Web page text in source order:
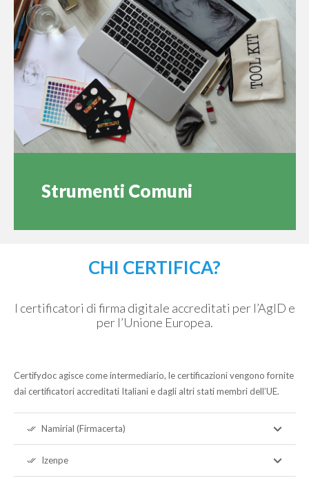
Strumenti Comuni
CHI CERTIFICA?
I certificatori di firma digitale accreditati per l’AgID e
per l’Unione Europea.
Certifydoc agisce come intermediario, le certificazioni vengono fornite
dai certificatori accreditati Italiani e dagli altri stati membri dell’UE.
done_all Namirial (Firmacerta)
done_all Izenpe